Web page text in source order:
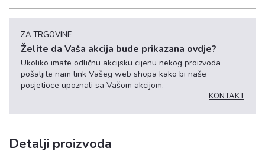
ZA TRGOVINE
Želite da Vaša akcija bude prikazana ovdje?
Ukoliko imate odličnu akcijsku cijenu nekog proizvoda
pošaljite nam link Vašeg web shopa kako bi naše
posjetioce upoznali sa Vašom akcijom.
KONTAKT
Detalji proizvoda